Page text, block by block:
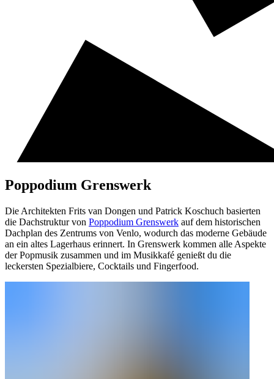
Poppodium Grenswerk
Die Architekten Frits van Dongen und Patrick Koschuch basierten
die Dachstruktur von Poppodium Grenswerk auf dem historischen
Dachplan des Zentrums von Venlo, wodurch das moderne Gebäude
an ein altes Lagerhaus erinnert. In Grenswerk kommen alle Aspekte
der Popmusik zusammen und im Musikkafé genießt du die
leckersten Spezialbiere, Cocktails und Fingerfood.